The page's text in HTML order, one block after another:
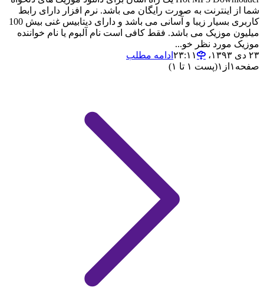
شما از اینترنت به صورت رایگان می باشد. نرم افزار دارای رابط
کاربری بسیار زیبا و آسانی می باشد و دارای دیتابیس غنی بیش 100
میلیون موزیک می باشد. فقط کافی است نام آلبوم یا نام خواننده
موزیک مورد نظر خو...
۲۳ دی ۱۳۹۳،‏ ۲۳:۱۱
ادامه مطلب
صفحه ۱ از ۱(پست ۱ تا ۱)